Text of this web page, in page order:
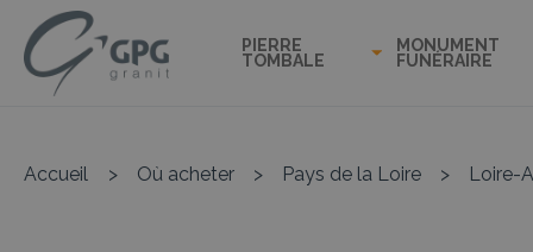
PIERRE
TOMBALE
MONUMENT
FUNÉRAIRE
Accueil > Où acheter > Pays de la Loire > Loire-